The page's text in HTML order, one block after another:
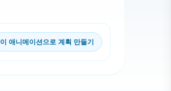
이 애니메이션으로 계획 만들기